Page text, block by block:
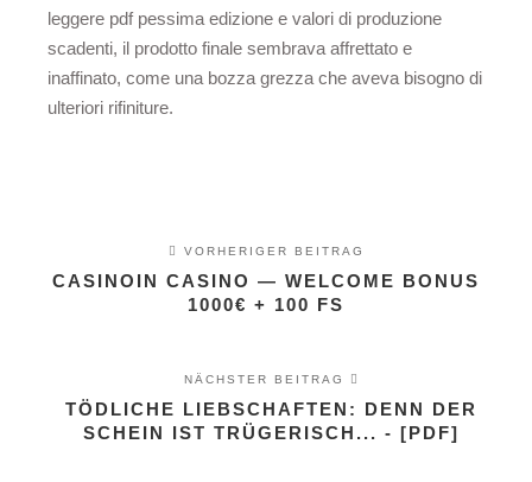
leggere pdf pessima edizione e valori di produzione
scadenti, il prodotto finale sembrava affrettato e
inaffinato, come una bozza grezza che aveva bisogno di
ulteriori rifiniture.
VORHERIGER BEITRAG
CASINOIN CASINO — WELCOME BONUS
1000€ + 100 FS
NÄCHSTER BEITRAG
TÖDLICHE LIEBSCHAFTEN: DENN DER
SCHEIN IST TRÜGERISCH... - [PDF]